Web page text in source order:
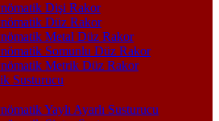
Dişi Rakor
Düz Rakor
Metal Düz Rakor
Somunlu Düz Rakor
Metrik Düz Rakor
Susturucu
Yaylı Ayarlı Susturucu